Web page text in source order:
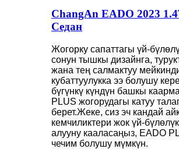
ChangAn EADO 2023
Седан
Жогорку сапаттагы үй-
сонун тышкы дизайнга,
жана тең салмактуу
кубаттуулукка ээ болушу
бүгүнкү күндүн башкы
PLUS жогорудагы катуу
берет.Жеке, сиз эч кандай
кемчиликтери жок үй-
алууну кааласаңыз, EADO
чечим болушу мүмкүн.